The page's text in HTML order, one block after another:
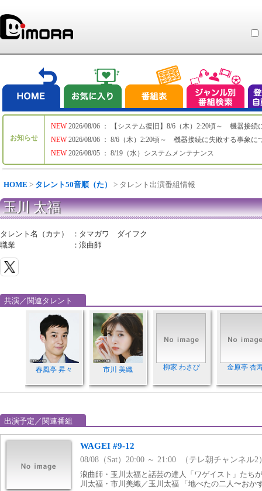
お知らせ
NEW
NEW
NEW
2026/08/06 ： 【システム復旧】8/6（木）2:20頃～ 機器接続
2026/08/06 ： 8/6（木）2:20頃～ 機器接続に失敗する事象に
2026/08/05 ： 8/19（水）システムメンテナンス
HOME > タレント50音順（た） > タレント出演番組情報
玉川 太福
タレント名（カナ） ： タマガワ ダイフク
職業
：浪曲師
共演／関連タレント
春風亭 昇々 市川 美織 柳家 わさび 金原亭 杏
出演予定／関連番組
WAGEI #9-12
08/08（Sat）20:00 ～ 21:00 （テレ朝チャンネル2
浪曲師・玉川太福と話芸の達人「ワゲイスト」たち
川太福・市川美織／玉川太福 「地べたの二人〜おか